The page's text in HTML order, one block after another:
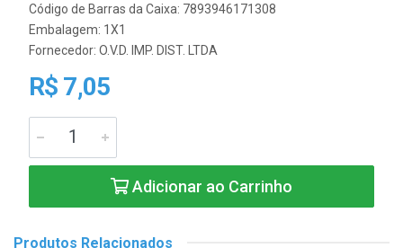
Código de Barras da Caixa: 7893946171308
Embalagem: 1X1
Fornecedor: O.V.D. IMP. DIST. LTDA
R$ 7,05
Adicionar ao Carrinho
Produtos Relacionados